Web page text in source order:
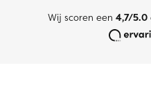
Wij scoren een 4,7/5.0